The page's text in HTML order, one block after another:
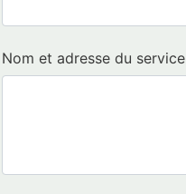
Nom et adresse du service